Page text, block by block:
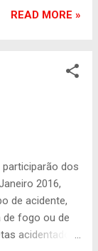
Cunha Lima
no de Câmara
votaria de
Novos
foram
com a
votar
presidente, a
do o atual
Câmara
da República,
READ MORE »
dos
2016,
de acidente,
de fogo ou de
acidentados